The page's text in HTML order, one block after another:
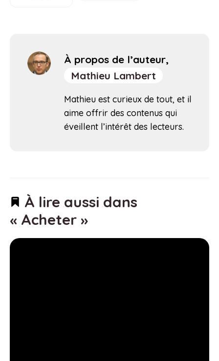
À propos de l’auteur,
Mathieu Lambert
Mathieu est curieux de tout, et il
aime offrir des contenus qui
éveillent l’intérêt des lecteurs.
À lire aussi dans
« Acheter »